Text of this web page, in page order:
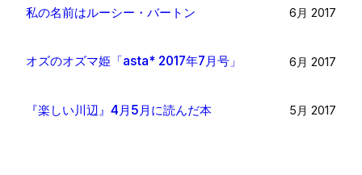
私の名前はルーシー・バートン 6月 2017
オズのオズマ姫「asta* 2017年7月号」 6月 2017
『楽しい川辺』4月5月に読んだ本 5月 2017